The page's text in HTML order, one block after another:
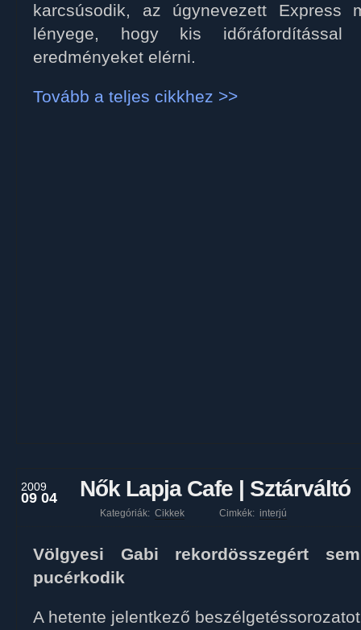
karcsúsodik, az úgynevezett Express
lényege, hogy kis
eredményeket elérni.
Tovább a teljes cikkhez >>
2009
09 04 Nők Lapja Cafe | Sztárváltó
Kategóriák: Cikkek Cimkék: interjú
Völgyesi Gabi rekordösszegért sem
pucérkodik
A hetente jelentkező beszélgetéssorozatot